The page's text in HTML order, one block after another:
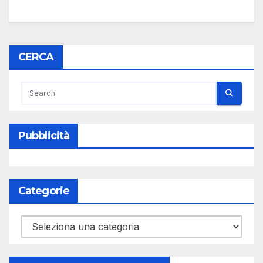
CERCA
Pubblicità
Categorie
Categorie